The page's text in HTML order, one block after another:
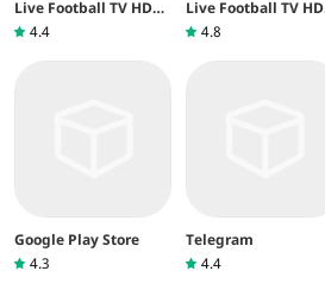
Live Football TV HD
Streaming
4.4
Live Football TV HD
Streaming
4.8
Google Play Store
4.3
Telegram
4.4